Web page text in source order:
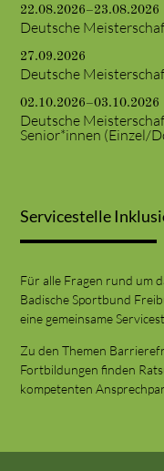
22.08.2026–23.08.2026
Deutsche
27.09.2026
Deutsche
02.10.2026–03.10.2026
Deutsche
Senior*innen (Einzel/
Servicestelle
Für alle Fragen rund um
Badische Sportbund
eine gemeinsame
Zu den Themen
Fortbildungen finden
kompetenten